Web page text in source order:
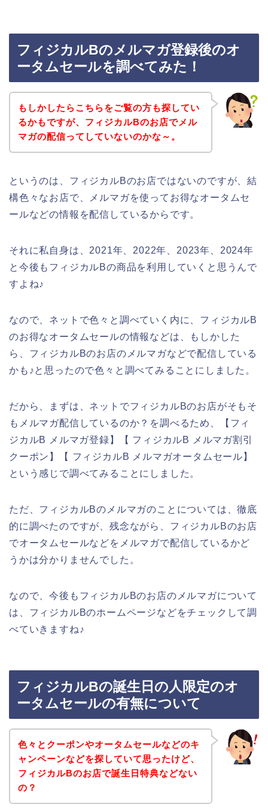
フィジカルBのメルマガ登録後のオ
ータムセールを調べてみた！
もしかしたらこちらをご覧の方も探してい
るかもですが、フィジカルBのお店でメル
マガの配信ってしていないのかな～。
というのは、フィジカルBのお店ではないのですが、結
構色々なお店で、メルマガを使ってお得なオータムセ
ールなどの情報を配信しているからです。
それに私自身は、2021年、2022年、2023年、2024年
と今後もフィジカルBの商品を利用していくと思うんで
すよね♪
なので、ネットで色々と調べていく内に、フィジカルB
のお得なオータムセールの情報などは、もしかした
ら、フィジカルBのお店のメルマガなどで配信している
かも♪と思ったので色々と調べてみることにしました。
だから、まずは、ネットでフィジカルBのお店がそもそ
もメルマガ配信しているのか？を調べるため、【フィ
ジカルB メルマガ登録】【 フィジカルB メルマガ割引
クーポン】【 フィジカルB メルマガオータムセール】
という感じで調べてみることにしました。
ただ、フィジカルBのメルマガのことについては、徹底
的に調べたのですが、残念ながら、フィジカルBのお店
でオータムセールなどをメルマガで配信しているかど
うかは分かりませんでした。
なので、今後もフィジカルBのお店のメルマガについて
は、フィジカルBのホームページなどをチェックして調
べていきますね♪
フィジカルBの誕生日の人限定のオ
ータムセールの有無について
色々とクーポンやオータムセールなどのキ
ャンペーンなどを探していて思ったけど、
フィジカルBのお店で誕生日特典などない
の？